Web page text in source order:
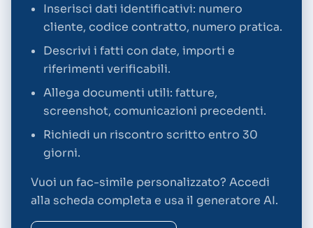
Inserisci dati identificativi: numero
cliente, codice contratto, numero pratica.
Descrivi i fatti con date, importi e
riferimenti verificabili.
Allega documenti utili: fatture,
screenshot, comunicazioni precedenti.
Richiedi un riscontro scritto entro 30
giorni.
Vuoi un fac-simile personalizzato? Accedi
alla scheda completa e usa il generatore AI.